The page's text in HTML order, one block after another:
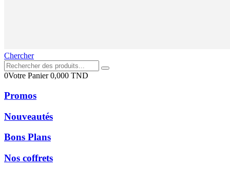
Chercher
0Votre Panier0,000 TND
Promos
Nouveautés
Bons Plans
Nos coffrets